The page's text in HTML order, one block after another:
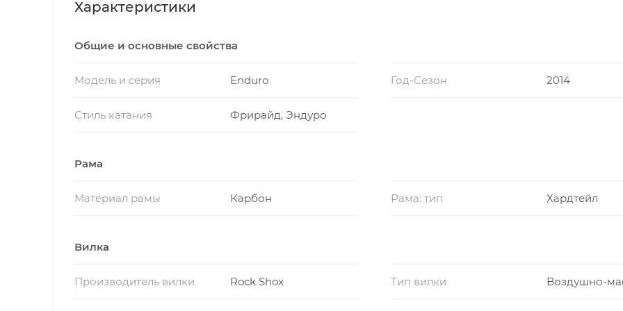
Характеристики
Общие и основные свойства
Модель и серия Enduro Год-Сезон 2014
Стиль катания Фрирайд, Эндуро
Рама
Материал рамы Карбон Рама: тип Хардтейл
Вилка
Производитель вилки Rock Shox Тип вилки Воздушно-